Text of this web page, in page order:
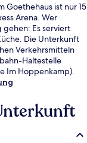
Goethehaus ist nur 15
Arena. Wer
gehen: Es serviert
Die Unterkunft
Verkehrsmitteln
Haltestelle
Im Hoppenkamp).